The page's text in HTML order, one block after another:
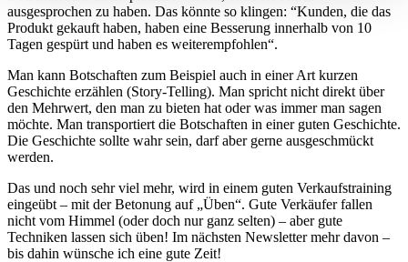
ausgesprochen zu haben. Das könnte so klingen: “Kunden, die das
Produkt gekauft haben, haben eine Besserung innerhalb von 10
Tagen gespürt und haben es weiterempfohlen“.
Man kann Botschaften zum Beispiel auch in einer Art kurzen
Geschichte erzählen (Story-Telling). Man spricht nicht direkt über
den Mehrwert, den man zu bieten hat oder was immer man sagen
möchte. Man transportiert die Botschaften in einer guten Geschichte.
Die Geschichte sollte wahr sein, darf aber gerne ausgeschmückt
werden.
Das und noch sehr viel mehr, wird in einem guten Verkaufstraining
eingeübt – mit der Betonung auf „Üben“. Gute Verkäufer fallen
nicht vom Himmel (oder doch nur ganz selten) – aber gute
Techniken lassen sich üben! Im nächsten Newsletter mehr davon –
bis dahin wünsche ich eine gute Zeit!